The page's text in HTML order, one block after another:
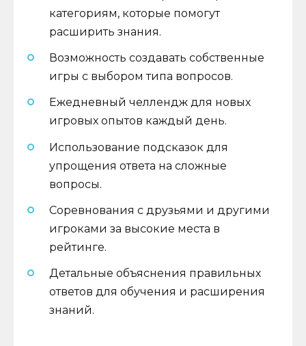
категориям, которые помогут
расширить знания.
Возможность создавать собственные
игры с выбором типа вопросов.
Ежедневный челлендж для новых
игровых опытов каждый день.
Использование подсказок для
упрощения ответа на сложные
вопросы.
Соревнования с друзьями и другими
игроками за высокие места в
рейтинге.
Детальные объяснения правильных
ответов для обучения и расширения
знаний.